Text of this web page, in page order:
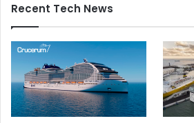
Recent Tech News